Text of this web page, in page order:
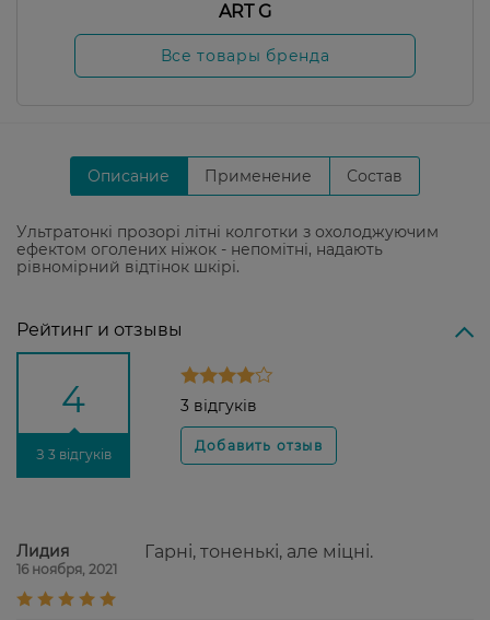
ART G
Все товары бренда
Описание Применение Состав
Ультратонкі прозорі літні колготки з охолоджуючим
ефектом оголених ніжок - непомітні, надають
рівномірний відтінок шкірі.
Рейтинг и отзывы
4
З 3 відгуків
3 відгуків
Лидия
16 ноября, 2021
Гарні, тоненькі, але міцні.